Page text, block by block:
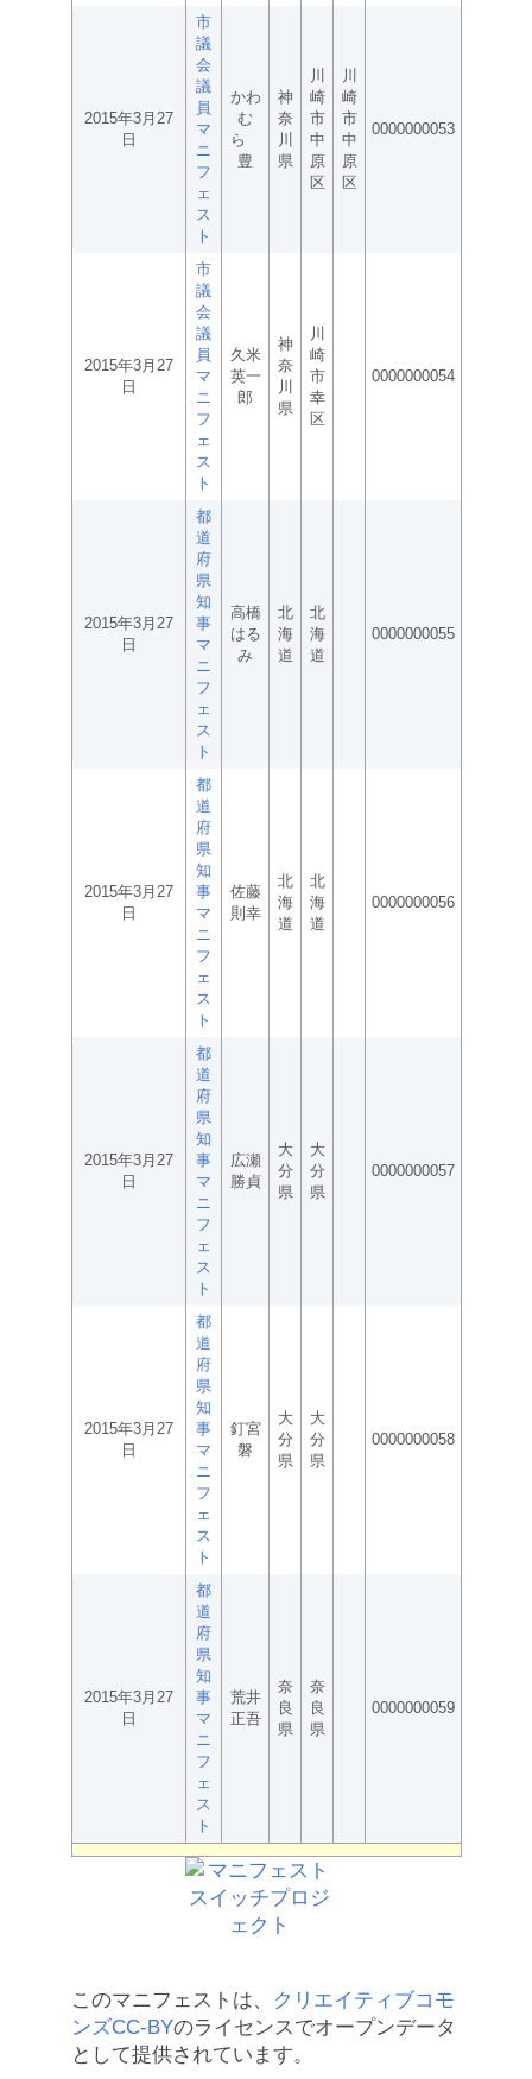
2015年3月27
日
市
議
会
議
員
マ
ニ
フ
ェ
ス
ト
かわ
む
ら
豊
神
奈
川
県
川
崎
市
中
原
区
川
崎
市
中
原
区
0000000053
2015年3月27
日
市
議
会
議
員
マ
ニ
フ
ェ
ス
ト
久米
英一
郎
神
奈
川
県
川
崎
市
幸
区
0000000054
2015年3月27
日
都
道
府
県
知
事
マ
ニ
フ
ェ
ス
ト
高橋
はる
み
北
海
道
北
海
道
0000000055
2015年3月27
日
都
道
府
県
知
事
マ
ニ
フ
ェ
ス
ト
佐藤
則幸
北
海
道
北
海
道
0000000056
2015年3月27
日
都
道
府
県
知
事
マ
ニ
フ
ェ
ス
ト
広瀬
勝貞
大
分
県
大
分
県
0000000057
2015年3月27
日
都
道
府
県
知
事
マ
ニ
フ
ェ
ス
ト
釘宮
磐
大
分
県
大
分
県
0000000058
2015年3月27
日
都
道
府
県
知
事
マ
ニ
フ
ェ
ス
ト
荒井
正吾
奈
良
県
奈
良
県
0000000059
このマニフェストは、
クリエイティブコモ
ンズCC-BYのライセンスでオープンデータ
として提供されています。